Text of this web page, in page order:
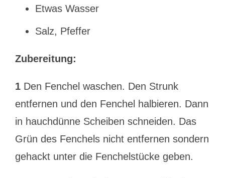
Etwas Wasser
Salz, Pfeffer
Zubereitung:
1Den Fenchel waschen. Den Strunk
entfernen und den Fenchel halbieren. Dann
in hauchdünne Scheiben schneiden. Das
Grün des Fenchels nicht entfernen sondern
gehackt unter die Fenchelstücke geben.